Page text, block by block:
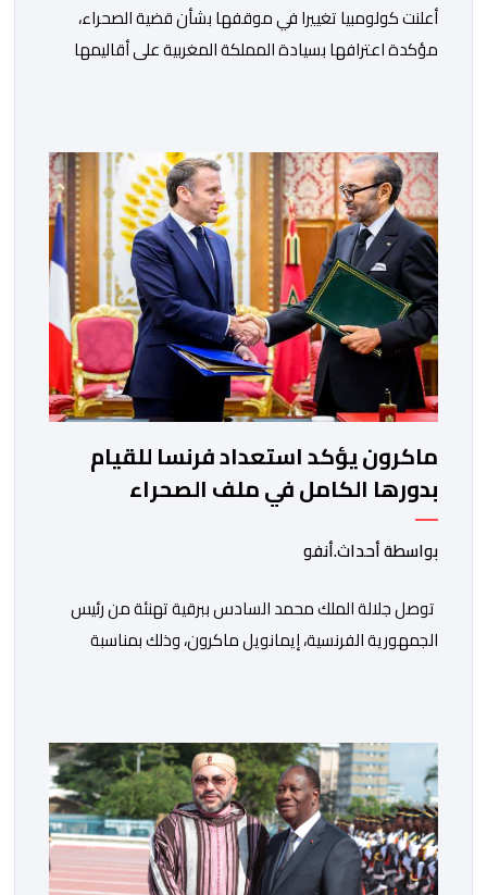
أعلنت كولومبيا تغييرا في موقفها بشأن قضية الصحراء،
مؤكدة اعترافها بسيادة المملكة المغربية على أقاليمها
الافريقي والمغاربة المقيمين بالخارج، ناصر بوريطة، ونائب
رئيس جمهورية كولومبيا، خوسيه مانويل ريستريبو، بحضور
وزير العلاقات الخارجية عمر بولا إسكوبار. وبهذه المناسبة،
أكد السيد […]
ماكرون يؤكد استعداد فرنسا للقيام
بدورها الكامل في ملف الصحراء
بواسطة أحداث.أنفو
توصل جلالة الملك محمد السادس ببرقية تهنئة من رئيس
الجمهورية الفرنسية، إيمانويل ماكرون، وذلك بمناسبة
مجددا التعبير لجلالته عن مشاعر الصداقة العميقة والمتينة
التي تكنها فرنسا وشعبها للمغرب وللشعب المغربي. وقال
الرئيس الفرنسي “لا يساورني أي شك في أن […]